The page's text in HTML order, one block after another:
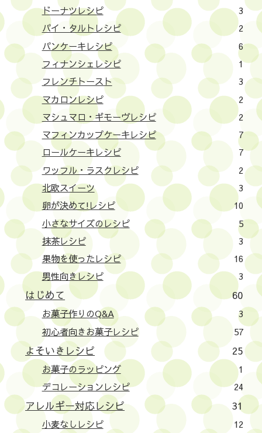
ドーナツレシピ
3
パイ・タルトレシピ
2
パンケーキレシピ
6
フィナンシェレシピ
1
フレンチトースト
3
マカロンレシピ
2
マシュマロ・ギモーヴレシピ
2
マフィンカップケーキレシピ
7
ロールケーキレシピ
7
ワッフル・ラスクレシピ
2
北欧スイーツ
3
卵が決めて!レシピ
10
小さなサイズのレシピ
5
抹茶レシピ
3
果物を使ったレシピ
16
男性向きレシピ
3
はじめて 60
お菓子作りのQ&A
3
初心者向きお菓子レシピ
57
よそいきレシピ 25
お菓子のラッピング
1
デコレーションレシピ
24
アレルギー対応レシピ 31
小麦なしレシピ
12